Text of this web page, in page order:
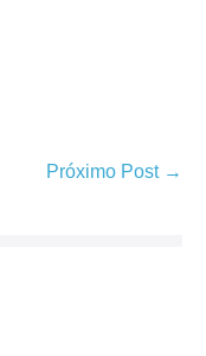
Próximo Post →